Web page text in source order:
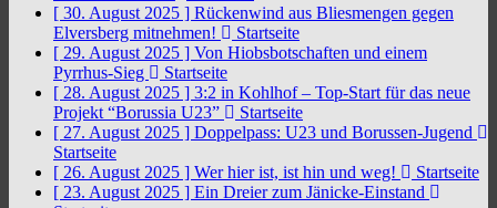
[ 30. August 2025 ] Rückenwind aus Bliesmengen gegen
Elversberg mitnehmen!
Startseite
[ 29. August 2025 ] Von Hiobsbotschaften und einem
Pyrrhus-Sieg
Startseite
[ 28. August 2025 ] 3:2 in Kohlhof – Top-Start für das neue
Projekt “Borussia U23”
Startseite
[ 27. August 2025 ] Doppelpass: U23 und Borussen-Jugend
Startseite
[ 26. August 2025 ] Wer hier ist, ist hin und weg!
Startseite
[ 23. August 2025 ] Ein Dreier zum Jänicke-Einstand